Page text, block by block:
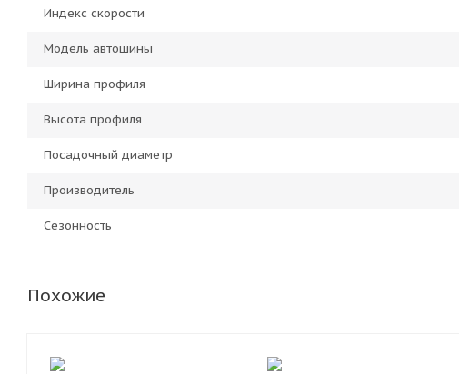
Индекс скорости
Модель автошины
Ширина профиля
Высота профиля
Посадочный диаметр
Производитель
Сезонность
Похожие